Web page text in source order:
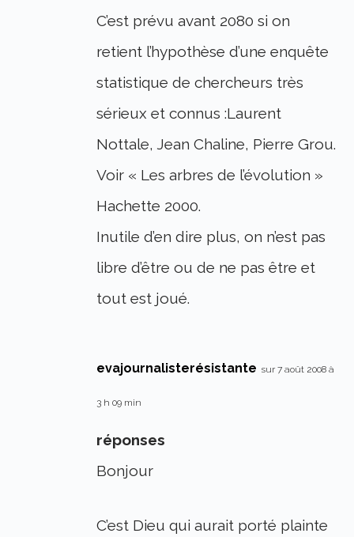
C’est prévu avant 2080 si on
retient l’hypothèse d’une enquête
statistique de chercheurs très
sérieux et connus :Laurent
Nottale, Jean Chaline, Pierre Grou.
Voir « Les arbres de l’évolution »
Hachette 2000.
Inutile d’en dire plus, on n’est pas
libre d’être ou de ne pas être et
tout est joué.
evajournalisterésistante sur 7 août 2008 à
3 h 09 min
réponses
Bonjour
C’est Dieu qui aurait porté plainte